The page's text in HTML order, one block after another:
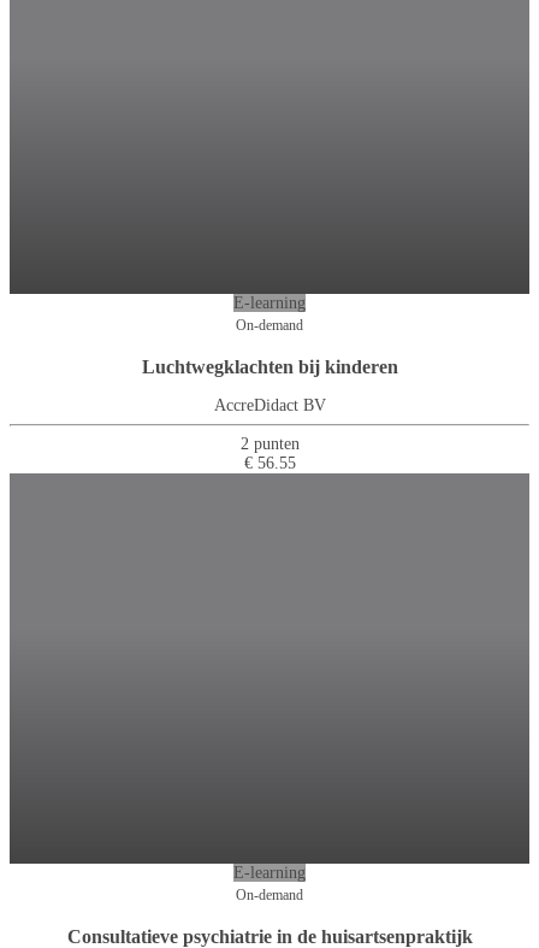
E-learning
On-demand
Luchtwegklachten bij kinderen
AccreDidact BV
2 punten
€ 56.55
E-learning
On-demand
Consultatieve psychiatrie in de huisartsenpraktijk